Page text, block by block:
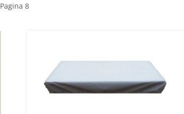
Pagina 8